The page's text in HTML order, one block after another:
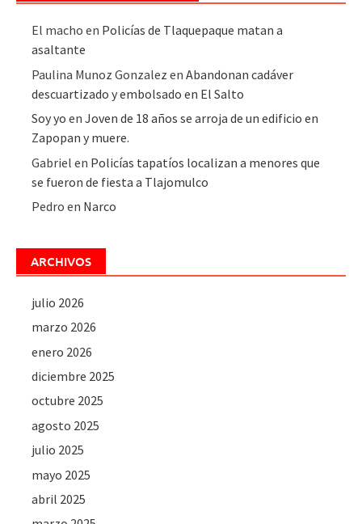
El macho en Policías de Tlaquepaque matan a
asaltante
Paulina Munoz Gonzalez enAbandonan cadáver
descuartizado y embolsado en El Salto
Soy yo enJoven de 18 años se arroja de un edificio en
Zapopan y muere.
Gabriel en Policías tapatíos localizan a menores que
se fueron de fiesta a Tlajomulco
Pedro en Narco
ARCHIVOS
julio 2026
marzo 2026
enero 2026
diciembre 2025
octubre 2025
agosto 2025
julio 2025
mayo 2025
abril 2025